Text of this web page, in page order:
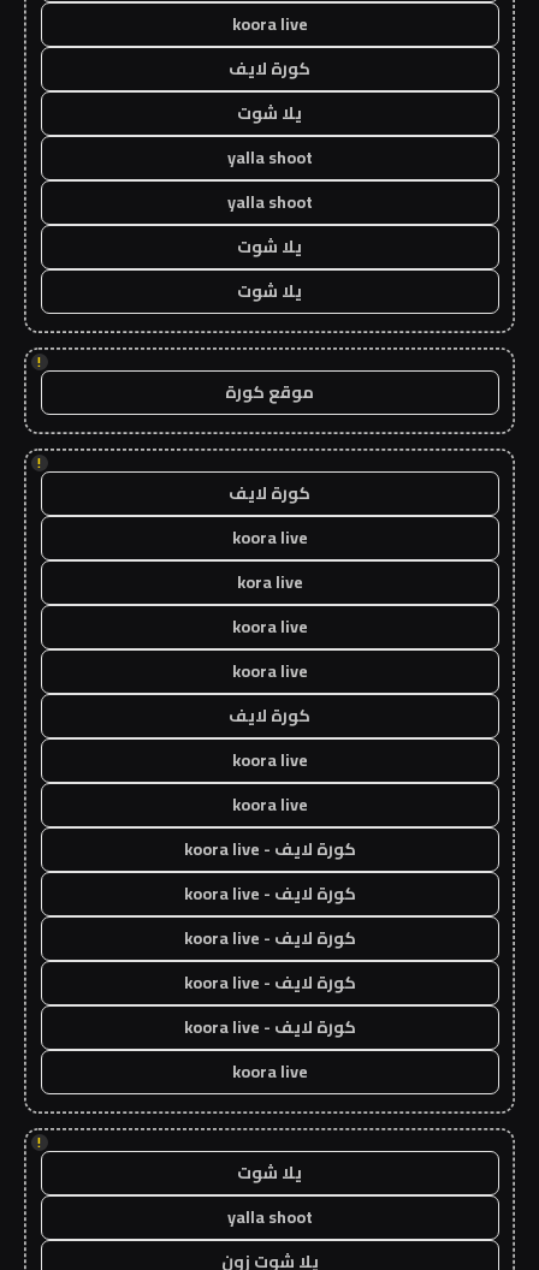
koora live
كورة لايف
يلا شوت
yalla shoot
yalla shoot
يلا شوت
يلا شوت
!
موقع كورة
!
كورة لايف
koora live
kora live
koora live
koora live
كورة لايف
koora live
koora live
كورة لايف - koora live
كورة لايف - koora live
كورة لايف - koora live
كورة لايف - koora live
كورة لايف - koora live
koora live
!
يلا شوت
yalla shoot
يلا شوت زون